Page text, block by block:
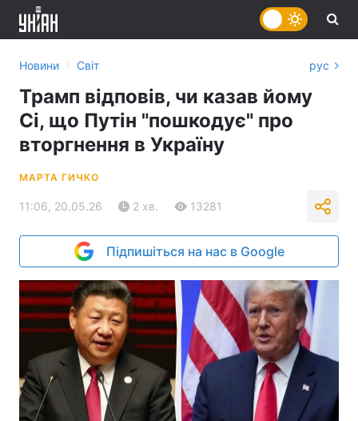
Новини › Світ рус
Трамп відповів, чи казав йому
Сі, що Путін "пошкодує" про
вторгнення в Україну
МАРТА ГИЧКО
11:06, 20.05.26 2 хв. 13281
Підпишіться на нас в Google